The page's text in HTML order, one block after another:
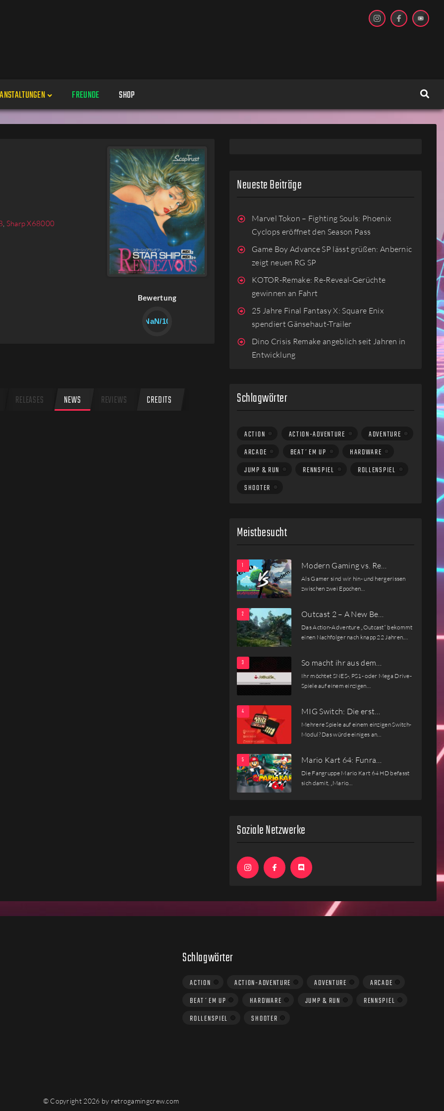
Veranstaltungen
FREUNDE SHOP
, Sharp X68000
Bewertung
NaN/10
RELEASES NEWS REVIEWS CREDITS
Neueste Beiträge
Marvel Tokon – Fighting Souls: Phoenix
Cyclops eröffnet den Season Pass
Game Boy Advance SP lässt grüßen: Anbernic
zeigt neuen RG SP
KOTOR-Remake: Re-Reveal-Gerüchte
gewinnen an Fahrt
25 Jahre Final Fantasy X: Square Enix
spendiert Gänsehaut-Trailer
Dino Crisis Remake angeblich seit Jahren in
Entwicklung
Schlagwörter
ACTION ACTION-ADVENTURE
ADVENTURE
ARCADE
BEAT´EM UP
HARDWARE
JUMP & RUN
RENNSPIEL
ROLLENSPIEL
SHOOTER
Meistbesucht
Modern Gaming vs. Re…
Als Gamer sind wir hin- und hergerissen
zwischen zwei Epochen…
Outcast 2 – A New Be…
Das Action-Adventure „Outcast“ bekommt
einen Nachfolger nach knapp 22 Jahren.…
So macht ihr aus dem…
Ihr möchtet SNES-, PS1- oder Mega Drive-
Spiele auf einem einzigen…
MIG Switch: Die erst…
Mehrere Spiele auf einem einzigen Switch-
Modul? Das würde einiges an…
Mario Kart 64: Funra…
Die Fangruppe Mario Kart 64 HD befasst
sich damit, „Mario…
Soziale Netzwerke
Schlagwörter
ACTION ACTION-ADVENTURE ADVENTURE
ARCADE
BEAT´EM UP
HARDWARE JUMP & RUN
RENNSPIEL
ROLLENSPIEL
SHOOTER
© Copyright 2026 by retrogamingcrew.com